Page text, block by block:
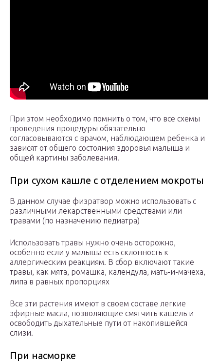
При этом необходимо помнить о том, что все схемы
проведения процедуры обязательно
согласовываются с врачом, наблюдающем ребенка и
зависят от общего состояния здоровья малыша и
общей картины заболевания.
При сухом кашле с отделением мокроты
В данном случае физратвор можно использовать с
различными лекарственными средствами или
травами (по назначению педиатра)
Использовать травы нужно очень осторожно,
особенно если у малыша есть склонность к
аллергическим реакциям. В сбор включают такие
травы, как мята, ромашка, календула, мать-и-мачеха,
липа в равных пропорциях
Все эти растения имеют в своем составе легкие
эфирные масла, позволяющие смягчить кашель и
освободить дыхательные пути от накопившейся
слизи.
При насморке